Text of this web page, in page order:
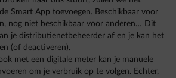
Smart App toevoegen. Beschikbaar voor
nog niet beschikbaar voor anderen… Dit
je distributienetbeheerder af en je kan het
(of deactiveren).
met een digitale meter kan je manuele
om je verbruik op te volgen. Echter,